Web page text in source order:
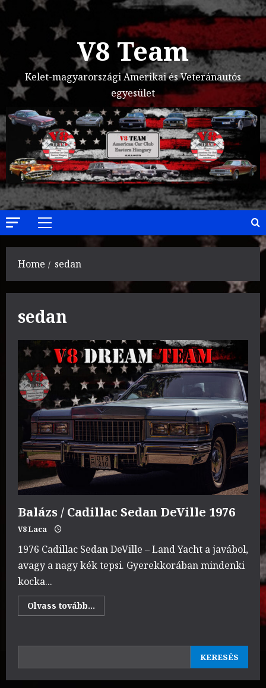
Skip
content
V8 Team
Kelet-magyarországi Amerikai és Veteránautós
egyesület
Primary
Home sedan
sedan
Balázs / Cadillac Sedan DeVille 1976
V8 Laca
1976 Cadillac Sedan DeVille – Land Yacht a javábol,
avagy a nagy kék tepsi. Gyerekkorában mindenki
kocka...
Olvass tovább...
more
Cadillac
1976
KERESÉS